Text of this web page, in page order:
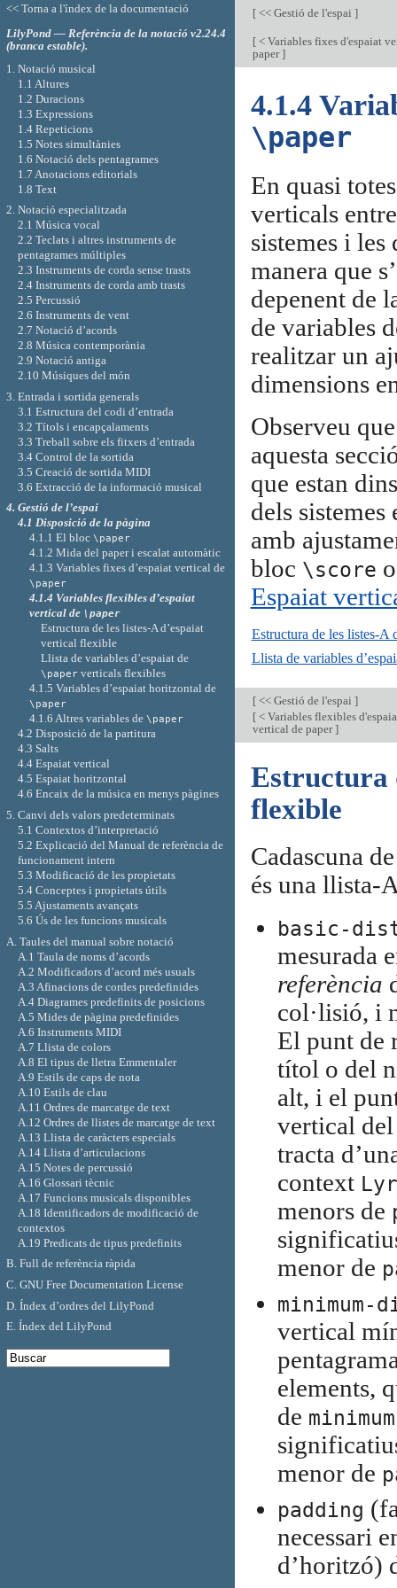
[<< Gestió de l'espai ]
[< Variables fixes d'espaiat
paper]
4.1.4
\paper
En quasi
verticals
sistemes i
manera que
depenent de
de variables
realitzar un
dimensions
Observeu
aquesta
que estan
dels
amb
bloc \score
Espaiat
Estructura de les listes-A
Llista de variables
[<< Gestió de l'espai ]
[< Variables flexibles
vertical de paper]
Estructura
flexible
Cadascuna
és una llista-
basic-
mesurada
referència
col·lisió, i
El punt de
títol o del
alt, i el
vertical
tracta
context
menors de
menor de
minimum-
vertical
elements,
de
menor de
padding
necessari
d’horitzó)
<< Torna a l'índex de la documentació
LilyPond — Referència de la notació v2.24.4
(branca estable).
1. Notació musical
1.1 Altures
1.2 Duracions
1.3 Expressions
1.4 Repeticions
1.5 Notes simultànies
1.6 Notació dels pentagrames
1.7 Anotacions editorials
1.8 Text
2. Notació especialitzada
2.1 Música vocal
2.2 Teclats i altres instruments de
pentagrames múltiples
2.3 Instruments de corda sense trasts
2.4 Instruments de corda amb trasts
2.5 Percussió
2.6 Instruments de vent
2.7 Notació d’acords
2.8 Música contemporània
2.9 Notació antiga
2.10 Músiques del món
3. Entrada i sortida generals
3.1 Estructura del codi d’entrada
3.2 Títols i encapçalaments
3.3 Treball sobre els fitxers d’entrada
3.4 Control de la sortida
3.5 Creació de sortida MIDI
3.6 Extracció de la informació musical
4. Gestió de l’espai
4.1 Disposició de la pàgina
4.1.1 El bloc\paper
4.1.2 Mida del paper i escalat automàtic
4.1.3 Variables fixes d’espaiat vertical de
\paper
4.1.4 Variables flexibles d’espaiat
vertical de \paper
Estructura de les listes-A d’espaiat
vertical flexible
Llista de variables d’espaiat de
\paper verticals flexibles
4.1.5 Variables d’espaiat horitzontal de
\paper
4.1.6 Altres variables de\paper
4.2 Disposició de la partitura
4.3 Salts
4.4 Espaiat vertical
4.5 Espaiat horitzontal
4.6 Encaix de la música en menys pàgines
5. Canvi dels valors predeterminats
5.1 Contextos d’interpretació
5.2 Explicació del Manual de referència de
funcionament intern
5.3 Modificació de les propietats
5.4 Conceptes i propietats útils
5.5 Ajustaments avançats
5.6 Ús de les funcions musicals
A. Taules del manual sobre notació
A.1 Taula de noms d’acords
A.2 Modificadors d’acord més usuals
A.3 Afinacions de cordes predefinides
A.4 Diagrames predefinits de posicions
A.5 Mides de pàgina predefinides
A.6 Instruments MIDI
A.7 Llista de colors
A.8 El tipus de lletra Emmentaler
A.9 Estils de caps de nota
A.10 Estils de clau
A.11 Ordres de marcatge de text
A.12 Ordres de llistes de marcatge de text
A.13 Llista de caràcters especials
A.14 Llista d’articulacions
A.15 Notes de percussió
A.16 Glossari tècnic
A.17 Funcions musicals disponibles
A.18 Identificadors de modificació de
contextos
A.19 Predicats de tipus predefinits
B. Full de referència ràpida
C. GNU Free Documentation License
D. Índex d’ordres del LilyPond
E. Índex del LilyPond